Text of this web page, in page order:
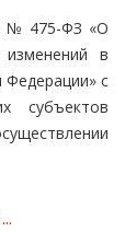
475-ФЗ «О
в
Федерации» с
субъектов